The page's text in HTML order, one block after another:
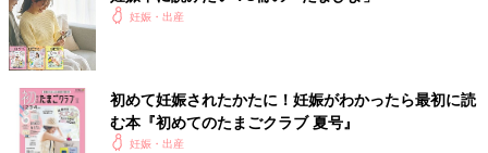
妊娠・出産
初めて妊娠されたかたに！妊娠がわかったら最初に読
む本『初めてのたまごクラブ 夏号』
妊娠・出産